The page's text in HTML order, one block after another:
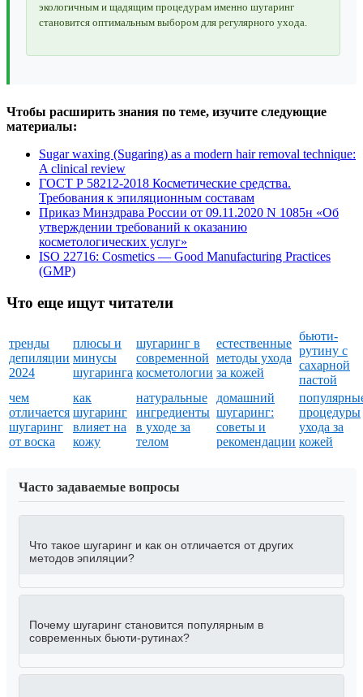
экологичным и щадящим процедурам именно шугаринг
становится оптимальным выбором для регулярного ухода.
Чтобы расширить знания по теме, изучите следующие
материалы:
Sugar waxing (Sugaring) as a modern hair removal technique:
A clinical review
ГОСТ Р 58212-2018 Косметические средства.
Требования к эпиляционным составам
Приказ Минздрава России от 09.11.2020 N 1085н «Об
утверждении требований к оказанию
косметологических услуг»
ISO 22716: Cosmetics — Good Manufacturing Practices
(GMP)
Что еще ищут читатели
тренды
депиляции
2024
плюсы и
минусы
шугаринга
шугаринг в
современной
косметологии
естественные
методы ухода
за кожей
бьюти-
рутину с
сахарной
пастой
чем
отличается
шугаринг
от воска
как
шугаринг
влияет на
кожу
натуральные
ингредиенты
в уходе за
телом
домашний
шугаринг:
советы и
рекомендации
процедуры
ухода за
кожей
Часто задаваемые вопросы
Что такое шугаринг и как он отличается от других
методов эпиляции?
Почему шугаринг становится популярным в
современных бьюти-рутинах?